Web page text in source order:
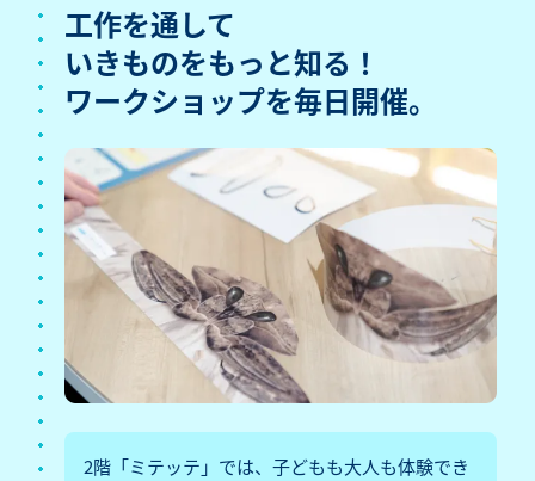
工作を通して
いきものをもっと知る！
ワークショップを毎日開催。
2階「ミテッテ」では、子どもも大人も体験でき